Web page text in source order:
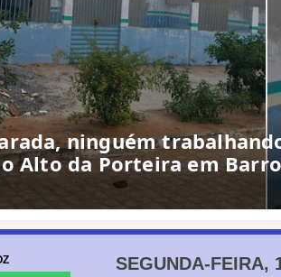
ninguém
Alto da Porteira em
SEGUNDA-FEIRA,